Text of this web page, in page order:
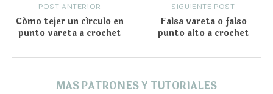
POST ANTERIOR
Cómo tejer un círculo en
punto vareta a crochet
SIGUIENTE POST
Falsa vareta o falso
punto alto a crochet
MAS PATRONES Y TUTORIALES